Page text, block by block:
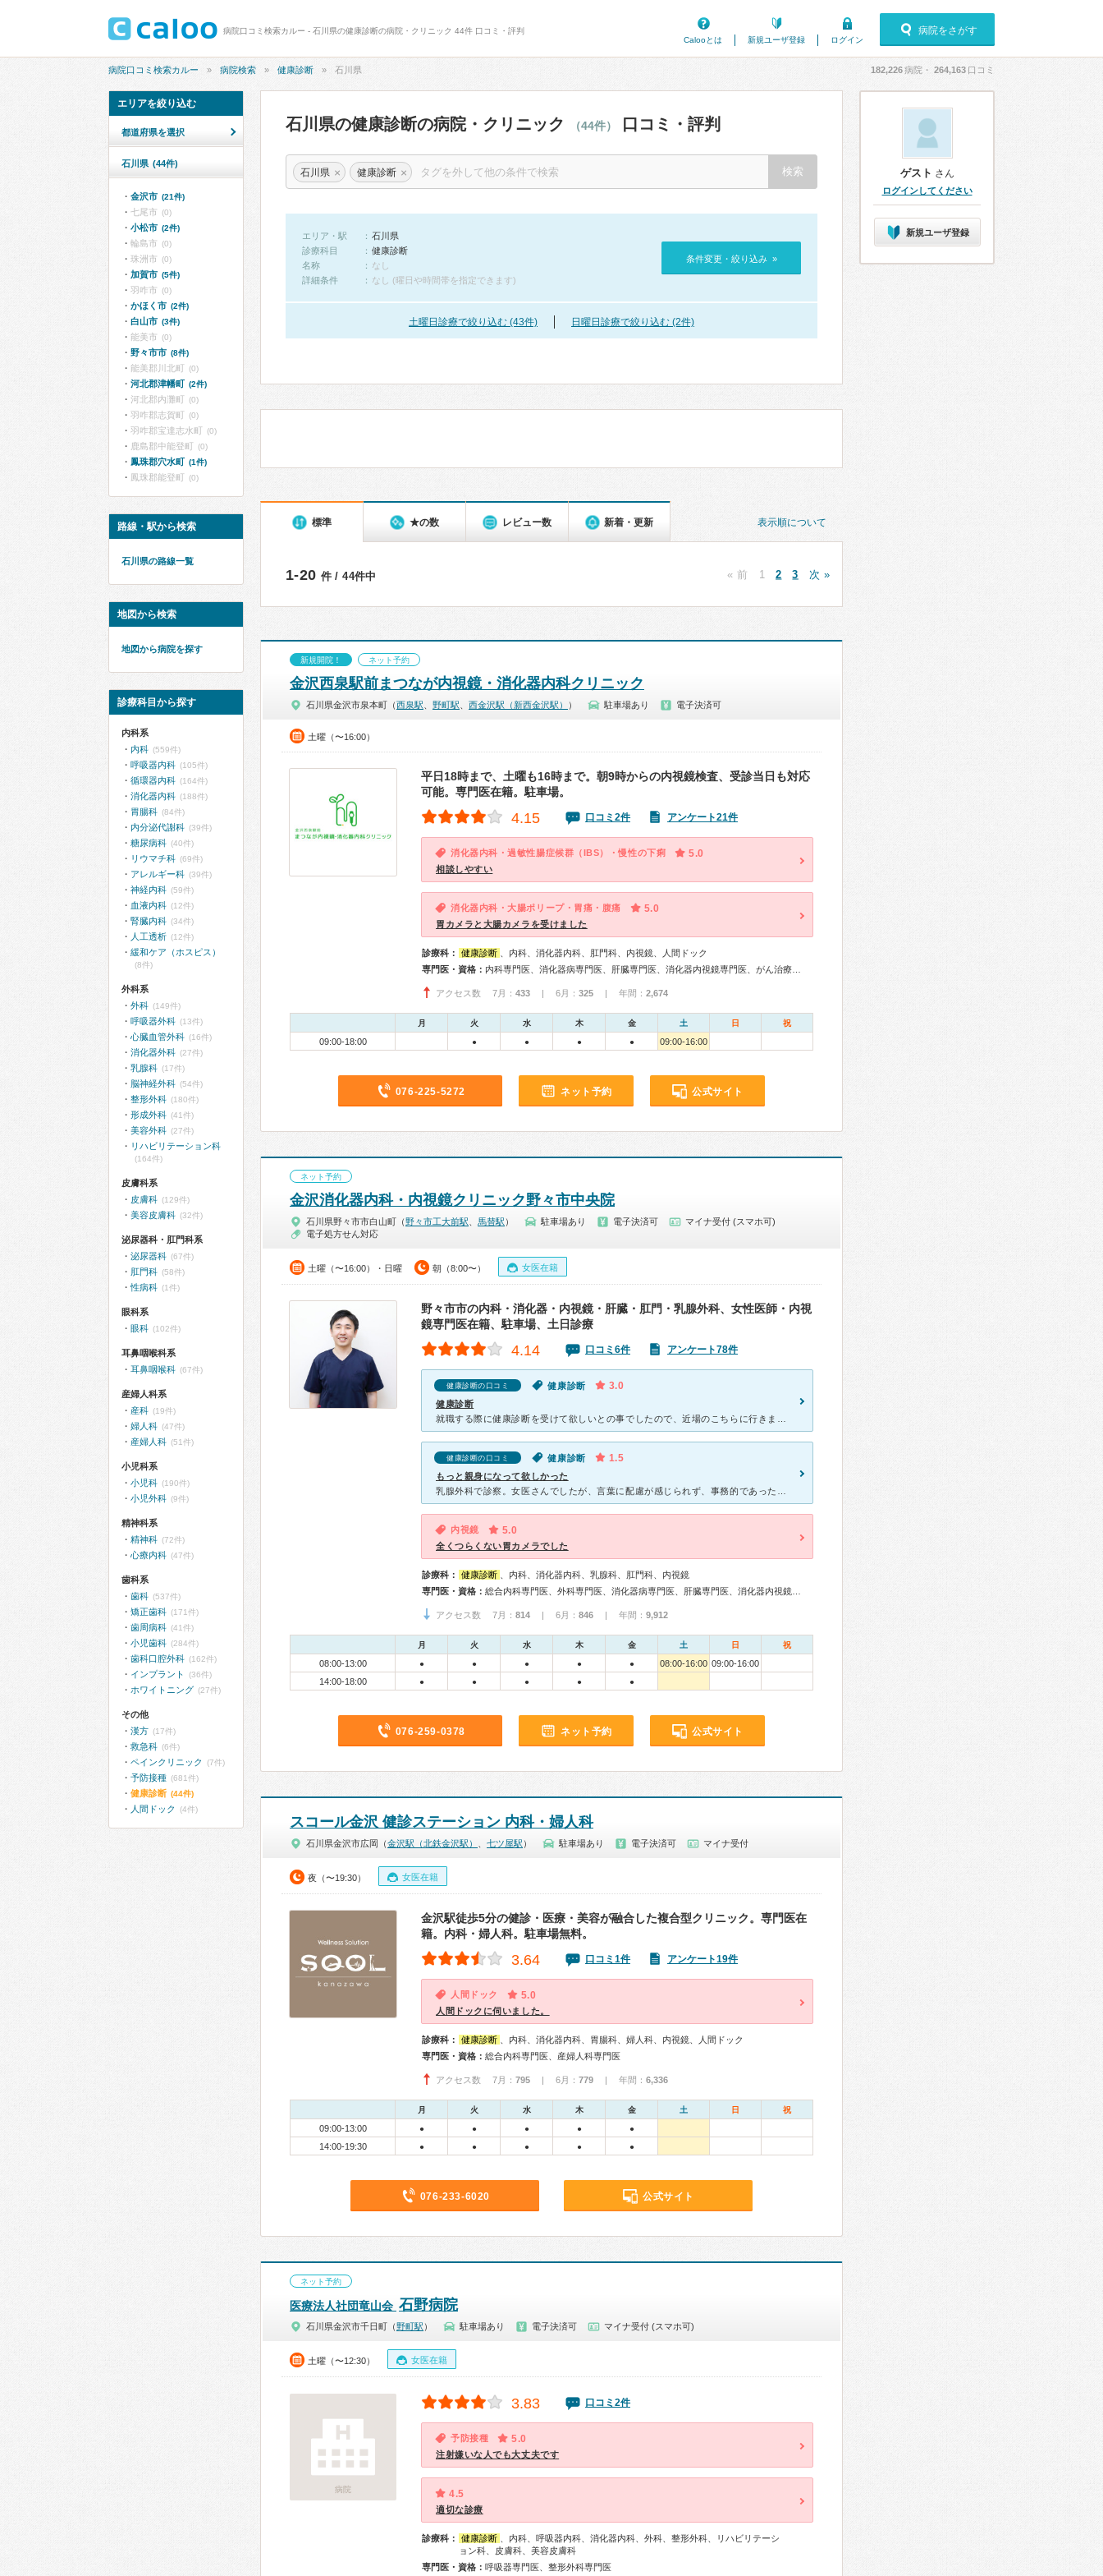
病院口コミ検索カルー - 石川県の健康診断の病院・クリニック 44件 口コミ・評判
Calooとは
新規ユーザ登録 ログイン
病院をさがす
病院口コミ検索カルー 病院検索 健康診断 石川県 182,226病院・ 264,163 口コミ
石川県の健康診断の病院・クリニック （44件） 口コミ・評判
石川県 × 健康診断 ×
エリア・駅
石川県
診療科目
健康診断
名称
なし
詳細条件
なし (曜日や時間帯を指定できます)
条件変更・絞り込み »
土曜日診療で絞り込む (43件) 日曜日診療で絞り込む (2件)
表示順について
標準 ★の数 レビュー数 新着・更新
1-20 件 / 44件中 « 前 1 2 3 次 »
新規開院！ ネット予約
金沢西泉駅前まつなが内視鏡・消化器内科クリニック
石川県金沢市泉本町（西泉駅 野町駅 西金沢駅（新西金沢駅） ） 駐車場あり 電子決済可
土曜（〜16:00）
平日18時まで、土曜も16時まで。朝9時からの内視鏡検査、受診当日も対応
可能。専門医在籍。駐車場。
4.15 口コミ2件 アンケート21件
消化器内科・過敏性腸症候群（IBS）・慢性の下痢 5.0
相談しやすい
消化器内科・大腸ポリープ・胃痛・腹痛 5.0
胃カメラと大腸カメラを受けました
診療科： 健康診断
、内科、消化器内科、肛門科、内視鏡、人間ドック
専門医・資格：
アクセス数 7月： 433 | 6月： 325 | 年間： 2,674
月 火 水 木 金 土 日 祝
09:00-18:00 ● ● ● ● 09:00-16:00
076-225-5272 ネット予約 公式サイト
ネット予約
金沢消化器内科・内視鏡クリニック野々市中央院
石川県野々市市白山町（野々市工大前駅 馬替駅 ） 駐車場あり 電子決済可
マイナ受付 (スマホ可)
電子処方せん対応
土曜（〜16:00）・日曜 朝（8:00〜） 女医在籍
野々市市の内科・消化器・内視鏡・肝臓・肛門・乳腺外科、女性医師・内視
鏡専門医在籍、駐車場、土日診療
4.14 口コミ6件 アンケート78件
健康診断の口コミ 健康診断 3.0
健康診断
健康診断の口コミ 健康診断 1.5
もっと親身になって欲しかった
内視鏡 5.0
全くつらくない胃カメラでした
診療科： 健康診断
、内科、消化器内科、乳腺科、肛門科、内視鏡
専門医・資格：
アクセス数 7月： 814 | 6月： 846 | 年間： 9,912
月 火 水 木 金 土 日 祝
08:00-13:00 ● ● ● ● ● 08:00-16:00 09:00-16:00
14:00-18:00
● ● ● ● ●
076-259-0378 ネット予約 公式サイト
スコール金沢 健診ステーション 内科・婦人科
石川県金沢市広岡（金沢駅（北鉄金沢駅） 七ツ屋駅 ） 駐車場あり 電子決済可 マイナ受付
夜（〜19:30） 女医在籍
金沢駅徒歩5分の健診・医療・美容が融合した複合型クリニック。専門医在
籍。内科・婦人科。駐車場無料。
3.64 口コミ1件 アンケート19件
人間ドック 5.0
人間ドックに伺いました。
診療科： 健康診断
、内科、消化器内科、胃腸科、婦人科、内視鏡、人間ドック
専門医・資格： 総合内科専門医、産婦人科専門医
アクセス数 7月： 795 | 6月： 779 | 年間： 6,336
月 火 水 木 金 土 日 祝
09:00-13:00 ● ● ● ● ●
14:00-19:30 ● ● ● ● ●
076-233-6020 公式サイト
ネット予約
医療法人社団竜山会 石野病院
石川県金沢市千日町（野町駅 ） 駐車場あり 電子決済可 マイナ受付 (スマホ可)
土曜（〜12:30） 女医在籍
病院
3.83 口コミ2件
予防接種 5.0
注射嫌いな人でも大丈夫です
4.5
適切な診療
診療科： 健康診断
、内科、呼吸器内科、消化器内科、外科、整形外科、リハビリテーシ
ョン科、皮膚科、美容皮膚科
専門医・資格： 呼吸器専門医、整形外科専門医
エリアを絞り込む
都道府県を選択
石川県 (44件)
金沢市 (21件)
七尾市 (0)
小松市 (2件)
輪島市 (0)
珠洲市 (0)
加賀市 (5件)
羽咋市 (0)
かほく市 (2件)
白山市 (3件)
能美市 (0)
野々市市 (8件)
能美郡川北町 (0)
河北郡津幡町 (2件)
河北郡内灘町 (0)
羽咋郡志賀町 (0)
羽咋郡宝達志水町 (0)
鹿島郡中能登町 (0)
鳳珠郡穴水町 (1件)
鳳珠郡能登町 (0)
路線・駅から検索
石川県の路線一覧
地図から検索
地図から病院を探す
診療科目から探す
内科系
内科 (559件)
呼吸器内科 (105件)
循環器内科 (164件)
消化器内科 (188件)
胃腸科 (84件)
内分泌代謝科 (39件)
糖尿病科 (40件)
リウマチ科 (69件)
アレルギー科 (39件)
神経内科 (59件)
血液内科 (12件)
腎臓内科 (34件)
人工透析 (12件)
緩和ケア（ホスピス）
(8件)
外科系
外科 (149件)
呼吸器外科 (13件)
心臓血管外科 (16件)
消化器外科 (27件)
乳腺科 (17件)
脳神経外科 (54件)
整形外科 (180件)
形成外科 (41件)
美容外科 (27件)
リハビリテーション科
(164件)
皮膚科系
皮膚科 (129件)
美容皮膚科 (32件)
泌尿器科・肛門科系
泌尿器科 (67件)
肛門科 (58件)
性病科 (1件)
眼科系
眼科 (102件)
耳鼻咽喉科系
耳鼻咽喉科 (67件)
産婦人科系
産科 (19件)
婦人科 (47件)
産婦人科 (51件)
小児科系
小児科 (190件)
小児外科 (9件)
精神科系
精神科 (72件)
心療内科 (47件)
歯科系
歯科 (537件)
矯正歯科 (171件)
歯周病科 (41件)
小児歯科 (284件)
歯科口腔外科 (162件)
インプラント (36件)
ホワイトニング (27件)
その他
漢方 (17件)
救急科 (6件)
ペインクリニック (7件)
予防接種 (681件)
健康診断 (44件)
人間ドック (4件)
ゲスト さん
ログインしてください
新規ユーザ登録